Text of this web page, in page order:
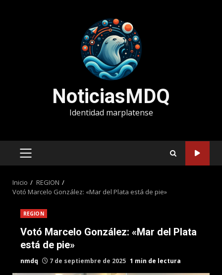
NoticiasMDQ
Identidad marplatense
MENÚ
Inicio
REGION
Votó Marcelo González: «Mar del Plata está de pie»
REGION
Votó Marcelo González: «Mar del Plata
está de pie»
nmdq 7 de septiembre de 2025 1 min de lectura